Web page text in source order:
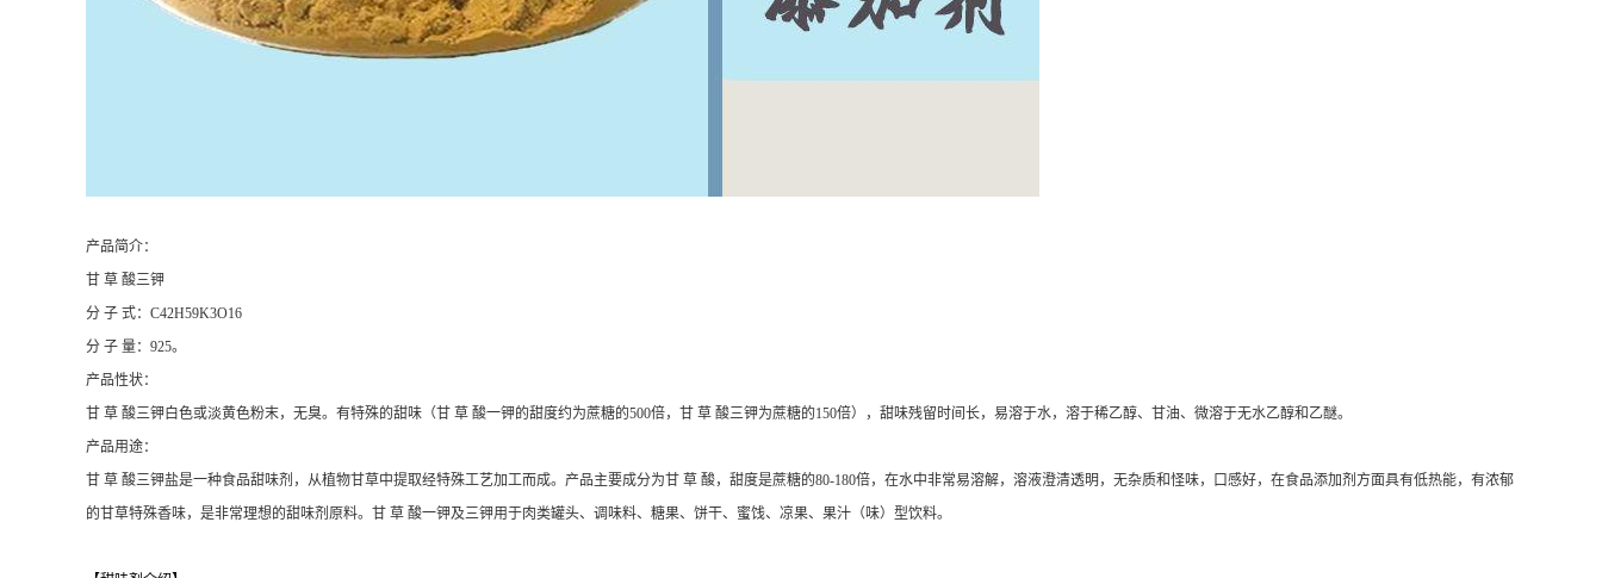
产品简介：
甘 草 酸三钾
分 子 式：C42H59K3O16
分 子 量：925。
产品性状：
甘 草 酸三钾白色或淡黄色粉末，无臭。有特殊的甜味（甘 草 酸一钾的甜度约为蔗糖的500倍，甘 草 酸三钾为蔗糖的150倍），甜味残留时间长，易溶于水，溶于稀乙醇、甘油、微溶于无水乙醇和乙醚。
产品用途：
甘 草 酸三钾盐是一种食品甜味剂，从植物甘草中提取经特殊工艺加工而成。产品主要成分为甘 草 酸，甜度是蔗糖的80-180倍，在水中非常易溶解，溶液澄清透明，无杂质和怪味，口感好，在食品添加剂方面具有低热能，有浓郁
的甘草特殊香味，是非常理想的甜味剂原料。甘 草 酸一钾及三钾用于肉类罐头、调味料、糖果、饼干、蜜饯、凉果、果汁（味）型饮料。